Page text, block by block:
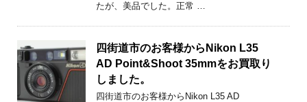
たが、美品でした。正常 …
四街道市のお客様からNikon L35
AD Point&Shoot 35mmをお買取り
しました。
四街道市のお客様からNikon L35 AD